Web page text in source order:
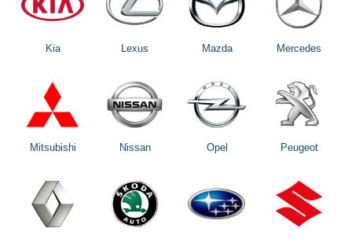
Kia Lexus Mazda Mercedes
Mitsubishi Nissan Opel Peugeot